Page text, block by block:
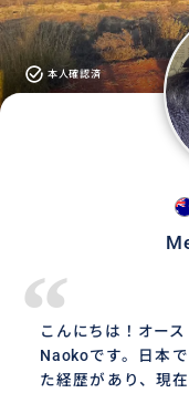
本人確認済
“
こんにちは！オー
Naokoです。日本
た経歴があり、現